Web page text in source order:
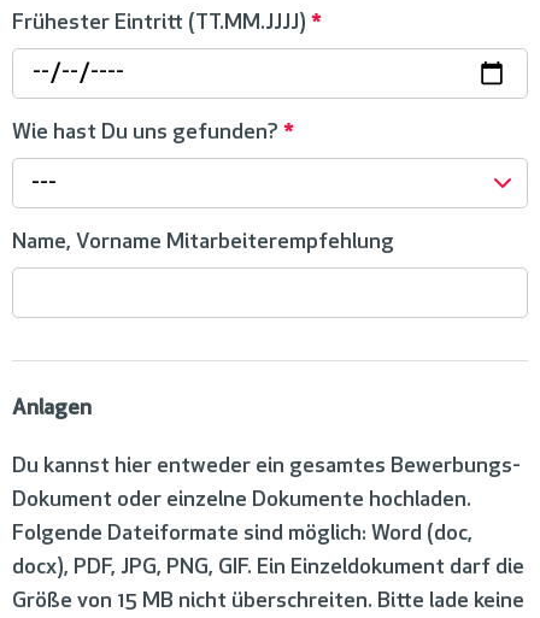
Frühester Eintritt (TT.MM.JJJJ) *
Wie hast Du uns gefunden? *
---
Name, Vorname Mitarbeiterempfehlung
Anlagen
Du kannst hier entweder ein gesamtes Bewerbungs-
Dokument oder einzelne Dokumente hochladen.
Folgende Dateiformate sind möglich: Word (doc,
docx), PDF, JPG, PNG, GIF. Ein Einzeldokument darf die
Größe von 15 MB nicht überschreiten. Bitte lade keine